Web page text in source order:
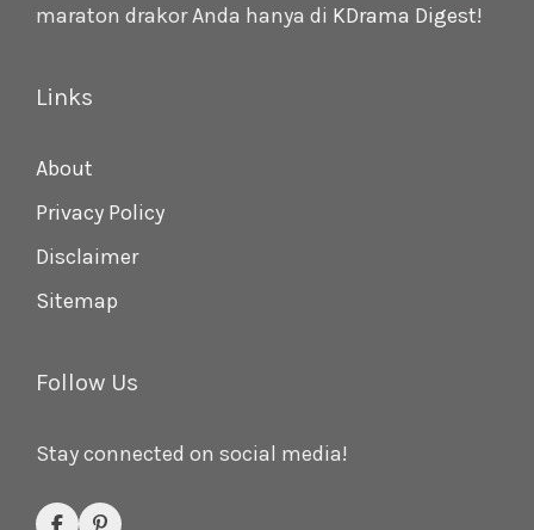
maraton drakor Anda hanya di KDrama Digest!
Links
About
Privacy Policy
Disclaimer
Sitemap
Follow Us
Stay connected on social media!